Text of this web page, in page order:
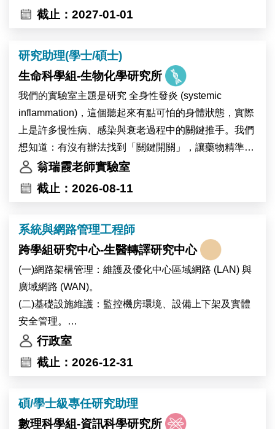
我們提供
 充滿挑戰和成就感的研究環境
 專業的培訓和成長機會
 友善和合作的團隊氛圍
加入我們，探索細胞科學的無限可能！
截止：2027-01-01
研究助理(學士/碩士)
生命科學組-生物化學研究所
我們的實驗室主題是研究 全身性發炎 (systemic
inflammation)，這個聽起來有點可怕的身體狀態，實際
上是許多慢性病、感染與衰老過程中的關鍵推手。我們
想知道：有沒有辦法找到「關鍵開關」，讓藥物精準調
控發炎？換句話說，我們試圖抓住讓身體過度火燒的元
兇，然後設計方法把火降下來。
翁瑞霞老師實驗室
截止：2026-08-11
系統與網路管理工程師
跨學組研究中心-生醫轉譯研究中心
(一)網路架構管理：維護及優化中心區域網路 (LAN) 與
廣域網路 (WAN)。
(二)基礎設施維護：監控機房環境、設備上下架及實體
安全管理。
(三)技術支援：協助解決同仁網路連線需求。
(四)資安實務：網路安全管理與機房管理，確保維運流
行政室
截止：2026-12-31
碩/學士級專任研究助理
數理科學組-資訊科學研究所